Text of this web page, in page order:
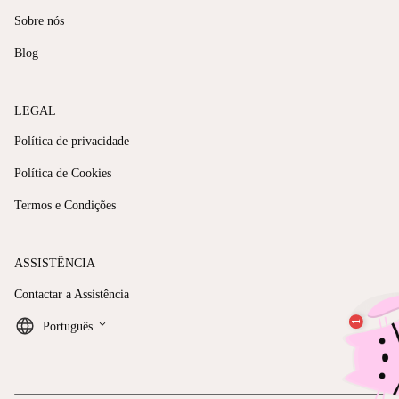
Sobre nós
Blog
LEGAL
Política de privacidade
Política de Cookies
Termos e Condições
ASSISTÊNCIA
Contactar a Assistência
Português keyboard_arrow_down